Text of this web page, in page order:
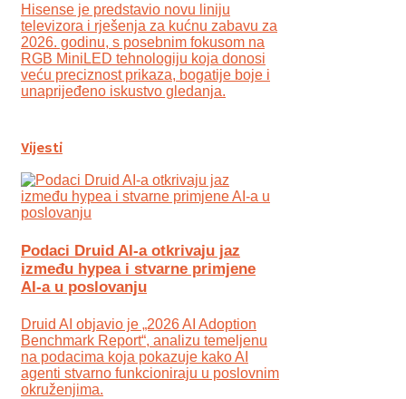
Hisense je predstavio novu liniju
televizora i rješenja za kućnu zabavu za
2026. godinu, s posebnim fokusom na
RGB MiniLED tehnologiju koja donosi
veću preciznost prikaza, bogatije boje i
unaprijeđeno iskustvo gledanja.
Vijesti
Podaci Druid AI-a otkrivaju jaz
između hypea i stvarne primjene
AI-a u poslovanju
Druid AI objavio je „2026 AI Adoption
Benchmark Report“, analizu temeljenu
na podacima koja pokazuje kako AI
agenti stvarno funkcioniraju u poslovnim
okruženjima.